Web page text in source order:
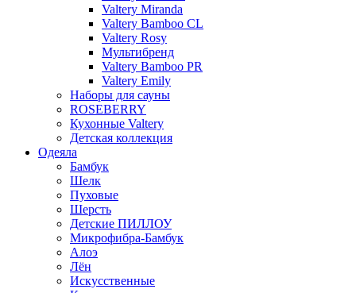
Valtery Miranda
Valtery Bamboo CL
Valtery Rosy
Мультибренд
Valtery Bamboo PR
Valtery Emily
Наборы для сауны
ROSEBERRY
Кухонные Valtery
Детская коллекция
Одеяла
Бамбук
Шелк
Пуховые
Шерсть
Детские ПИЛЛОУ
Микрофибра-Бамбук
Алоэ
Лён
Искусственные